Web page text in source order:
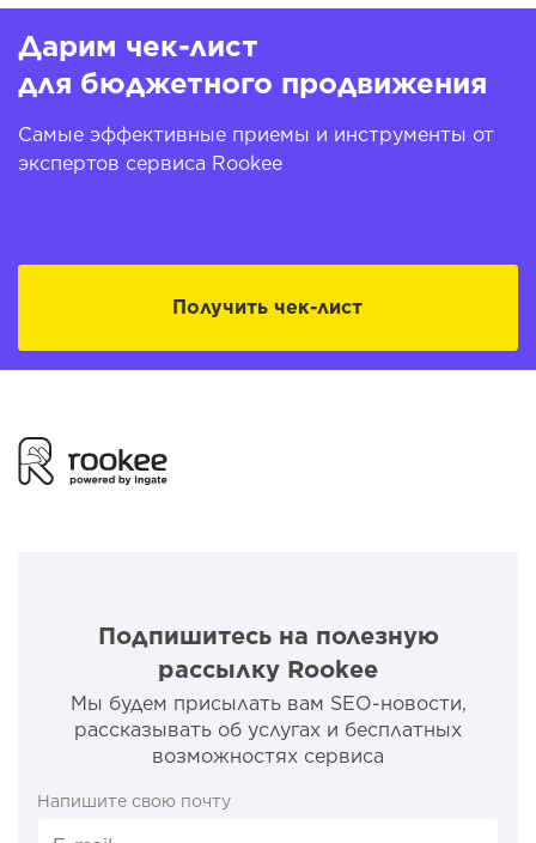
Дарим чек-лист
для бюджетного продвижения
Самые эффективные приемы и инструменты от
экспертов сервиса Rookee
Получить чек-лист
Подпишитесь на полезную
рассылку Rookee
Мы будем присылать вам SEO-новости,
рассказывать об услугах и бесплатных
возможностях сервиса
Напишите свою почту